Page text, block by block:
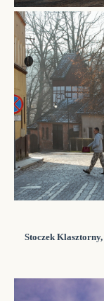
Stoczek